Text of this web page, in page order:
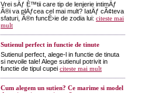
Vrei sÄƒ È™tii care tip de lenjerie intimÄƒ
Ã®i va plÄƒcea cel mai mult? IatÄƒ cÃ¢teva
sfaturi, Ã®n funcÈ›ie de zodia lui: citeste mai
mult
Sutienul perfect in functie de tinute
Sutienul perfect, alege-l in functie de tinuta
si nevoile tale! Alege sutienul potrivit in
functie de tipul cupei citeste mai mult
Cum alegem un sutien? Ce marime si model